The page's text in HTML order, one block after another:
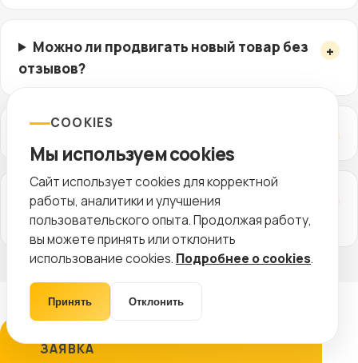
Можно ли продвигать новый товар без
отзывов?
Как часто нужно обновлять карточки?
Чем сайт помогает продажам на
маркетплейсах?
ЗАЯВКА
COOKIES
Мы используем cookies
Сайт использует cookies для корректной
работы, аналитики и улучшения
пользовательского опыта. Продолжая работу,
вы можете принять или отклонить
использование cookies. Подробнее о cookies.
Принять Отклонить